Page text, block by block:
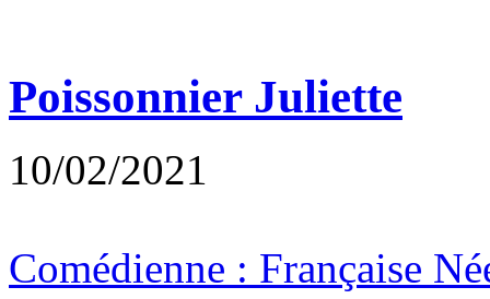
Poissonnier Juliette
10/02/2021
Comédienne : Française